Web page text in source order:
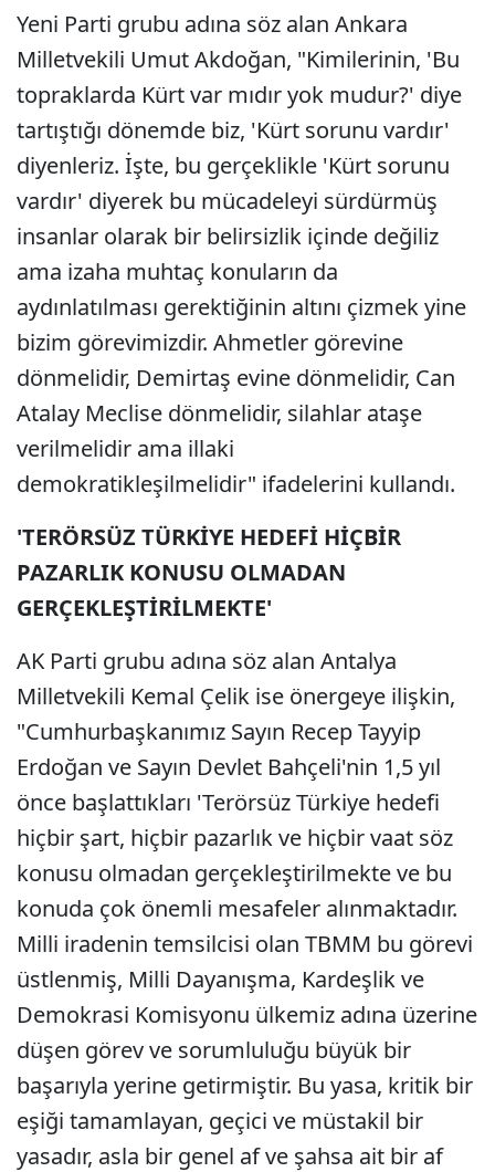
Yeni Parti grubu adına söz alan Ankara
Milletvekili Umut Akdoğan, "Kimilerinin, 'Bu
topraklarda Kürt var mıdır yok mudur?' diye
tartıştığı dönemde biz, 'Kürt sorunu vardır'
diyenleriz. İşte, bu gerçeklikle 'Kürt sorunu
vardır' diyerek bu mücadeleyi sürdürmüş
insanlar olarak bir belirsizlik içinde değiliz
ama izaha muhtaç konuların da
aydınlatılması gerektiğinin altını çizmek yine
bizim görevimizdir. Ahmetler görevine
dönmelidir, Demirtaş evine dönmelidir, Can
Atalay Meclise dönmelidir, silahlar ataşe
verilmelidir ama illaki
demokratikleşilmelidir" ifadelerini kullandı.
'TERÖRSÜZ TÜRKİYE HEDEFİ HİÇBİR
PAZARLIK KONUSU OLMADAN
GERÇEKLEŞTİRİLMEKTE'
AK Parti grubu adına söz alan Antalya
Milletvekili Kemal Çelik ise önergeye ilişkin,
"Cumhurbaşkanımız Sayın Recep Tayyip
Erdoğan ve Sayın Devlet Bahçeli'nin 1,5 yıl
önce başlattıkları 'Terörsüz Türkiye hedefi
hiçbir şart, hiçbir pazarlık ve hiçbir vaat söz
konusu olmadan gerçekleştirilmekte ve bu
konuda çok önemli mesafeler alınmaktadır.
Milli iradenin temsilcisi olan TBMM bu görevi
üstlenmiş, Milli Dayanışma, Kardeşlik ve
Demokrasi Komisyonu ülkemiz adına üzerine
düşen görev ve sorumluluğu büyük bir
başarıyla yerine getirmiştir. Bu yasa, kritik bir
eşiği tamamlayan, geçici ve müstakil bir
yasadır, asla bir genel af ve şahsa ait bir af